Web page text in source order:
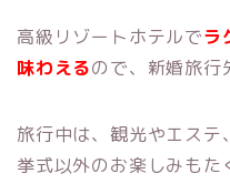
高級リゾートホテルでラ
味わえるので、新婚旅行
旅行中は、観光やエステ
挙式以外のお楽しみもた